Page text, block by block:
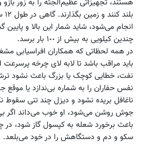
هستند، تجهیزاتی عظیم‌الجثه را به زور
انجام می‌شود، شاید شمار این بالا و پایین
چندین کیلویی به بیش از ١٠٠ بار برسد.
در همه لحظاتی که همکاران افراسیابی
باید مراقب باشد تا لابه لای چرخه
نفت، خطایی کوچک یا بزرگ باعث نشود
نفس حفاران را به شماره بی‌ندازد یا موقع
ناغافل بریده نشود و دیزل چند تنی سقوط
جوش روشن می‌شود، او خوب می‌داند اگر
باعث برخورد شعله به کپسول گاز شود،
سکو و دم و دستگاهش را در خود می‌بلعد.